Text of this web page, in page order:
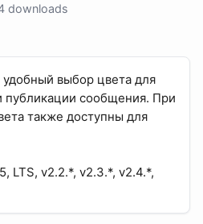
downloads
выбор цвета для
публикации сообщения. При
также доступны для
LTS, v2.2.*, v2.3.*, v2.4.*,